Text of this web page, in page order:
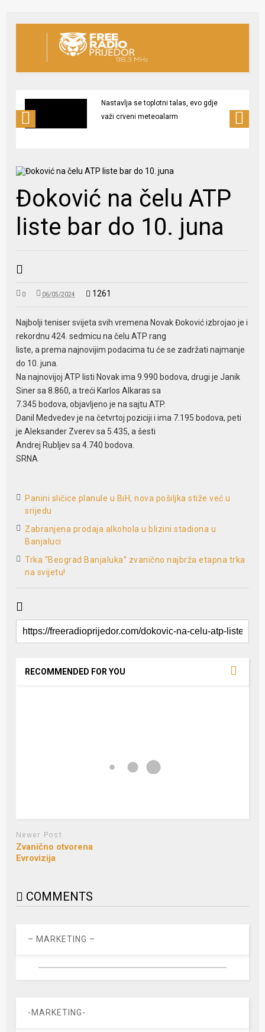
Nastavlja se toplotni talas, evo gdje
važi crveni meteoalarm
Đoković na čelu ATP
liste bar do 10. juna
0 06/05/2024 1261
Najbolji teniser svijeta svih vremena Novak Đoković izbrojao je i
rekordnu 424. sedmicu na čelu ATP rang
liste, a prema najnovijim podacima tu će se zadržati najmanje
do 10. juna.
Na najnovijoj ATP listi Novak ima 9.990 bodova, drugi je Janik
Siner sa 8.860, a treći Karlos Alkaras sa
7.345 bodova, objavljeno je na sajtu ATP.
Danil Medvedev je na četvrtoj poziciji i ima 7.195 bodova, peti
je Aleksander Zverev sa 5.435, a šesti
Andrej Rubljev sa 4.740 bodova.
SRNA
Panini sličice planule u BiH, nova pošiljka stiže već u
srijedu
Zabranjena prodaja alkohola u blizini stadiona u
Banjaluci
Trka “Beograd Banjaluka” zvanično najbrža etapna trka
na svijetu!
RECOMMENDED FOR YOU
Newer Post
Zvanično otvorena
Evrovizija
COMMENTS
– MARKETING –
-MARKETING-